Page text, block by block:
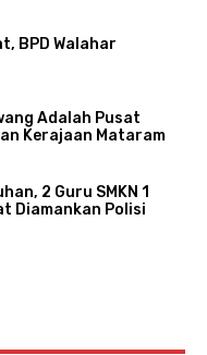
BPD Walahar
Adalah Pusat
Kerajaan Mataram
2 Guru SMKN 1
Diamankan Polisi